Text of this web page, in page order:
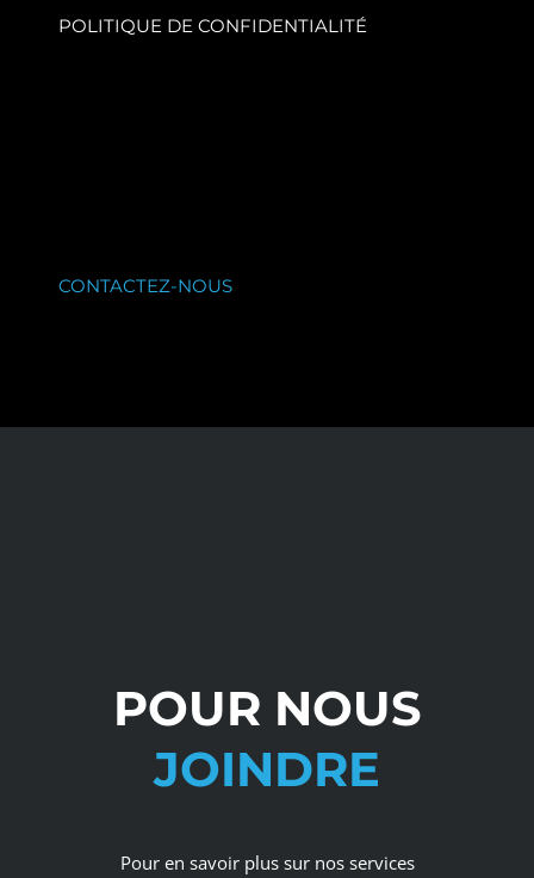
POLITIQUE DE CONFIDENTIALITÉ
CONTACTEZ-NOUS
POUR NOUS
JOINDRE
Pour en savoir plus sur nos services